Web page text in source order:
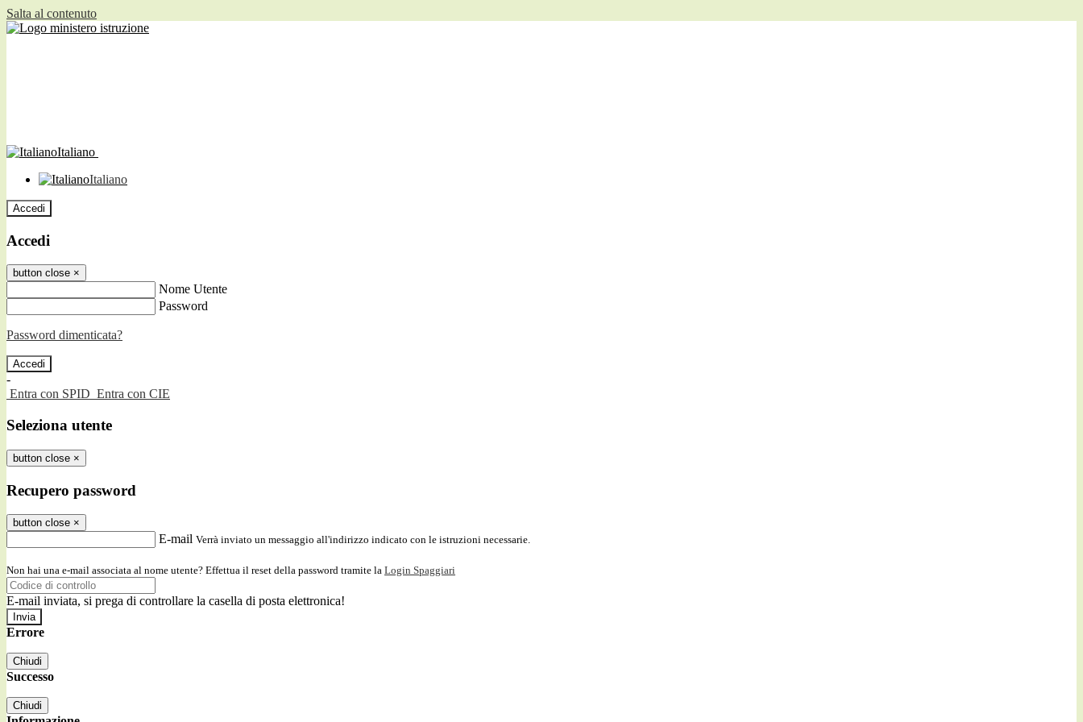
Salta al contenuto
Italiano
Italiano
Accedi
Accedi
button close ×
Nome Utente
Password
Password dimenticata?
-
Entra con SPID Entra con CIE
Seleziona utente
button close ×
Recupero password
button close ×
E-mail Verrà inviato un messaggio all'indirizzo indicato con le istruzioni necessarie.
Non hai una e-mail associata al nome utente? Effettua il reset della password tramite la Login Spaggiari
E-mail inviata, si prega di controllare la casella di posta elettronica!
Errore
Chiudi
Successo
Chiudi